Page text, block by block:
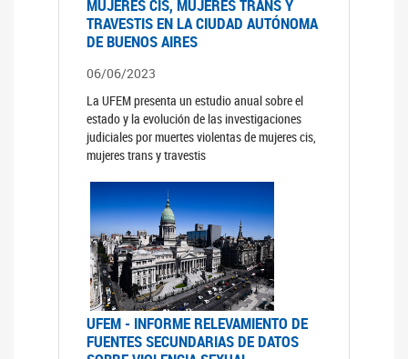
MUJERES CIS, MUJERES TRANS Y
TRAVESTIS EN LA CIUDAD AUTÓNOMA
DE BUENOS AIRES
06/06/2023
La UFEM presenta un estudio anual sobre el
estado y la evolución de las investigaciones
judiciales por muertes violentas de mujeres cis,
mujeres trans y travestis
UFEM - INFORME RELEVAMIENTO DE
FUENTES SECUNDARIAS DE DATOS